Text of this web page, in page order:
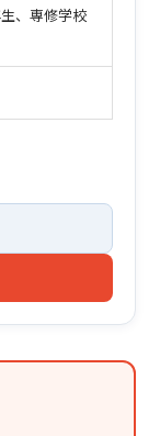
、専修学校